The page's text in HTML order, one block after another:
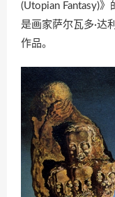
(Utopian Fantasy)
是画家萨尔瓦多·达
作品。